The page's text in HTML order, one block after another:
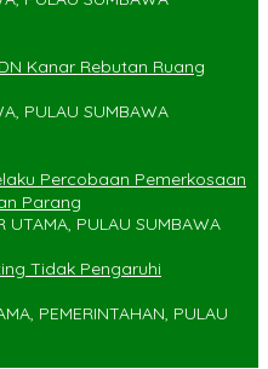
Kanar Rebutan Ruang
PULAU SUMBAWA
Percobaan Pemerkosaan
Parang
UTAMA, PULAU SUMBAWA
Tidak Pengaruhi
PEMERINTAHAN, PULAU